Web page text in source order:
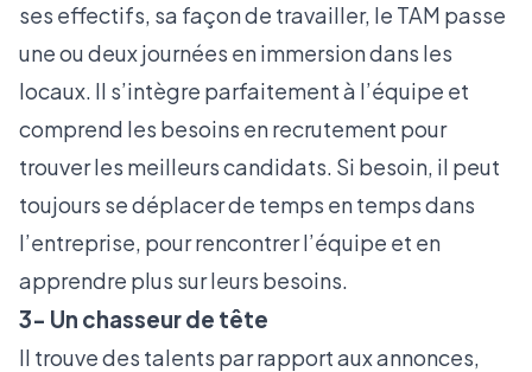
ses effectifs, sa façon de travailler, le TAM passe
une ou deux journées en immersion dans les
locaux. Il s’intègre parfaitement à l’équipe et
comprend les besoins en recrutement pour
trouver les meilleurs candidats. Si besoin, il peut
toujours se déplacer de temps en temps dans
l’entreprise, pour rencontrer l’équipe et en
apprendre plus sur leurs besoins.
3- Un chasseur de tête
Il trouve des talents par rapport aux annonces,